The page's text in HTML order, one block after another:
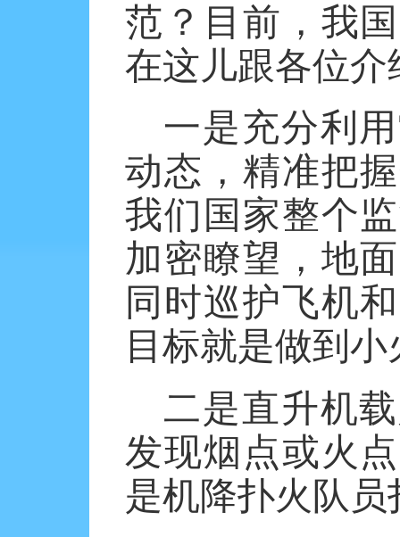
范？目前，我
在这儿跟各位
一是充分利
动态，精准把
我们国家整个
加密瞭望，地
同时巡护飞机
目标就是做到
二是直升机
发现烟点或火
是机降扑火队员